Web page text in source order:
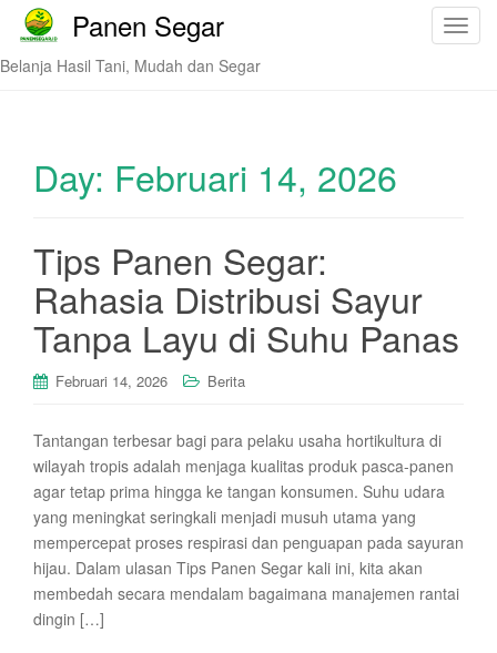
T
t
Panen Segar
Belanja Hasil Tani, Mudah dan Segar
Day: Februari 14, 2026
Tips Panen Segar:
Rahasia Distribusi Sayur
Tanpa Layu di Suhu Panas
Februari 14, 2026 Berita
Tantangan terbesar bagi para pelaku usaha hortikultura di
wilayah tropis adalah menjaga kualitas produk pasca-panen
agar tetap prima hingga ke tangan konsumen. Suhu udara
yang meningkat seringkali menjadi musuh utama yang
mempercepat proses respirasi dan penguapan pada sayuran
hijau. Dalam ulasan Tips Panen Segar kali ini, kita akan
membedah secara mendalam bagaimana manajemen rantai
dingin […]